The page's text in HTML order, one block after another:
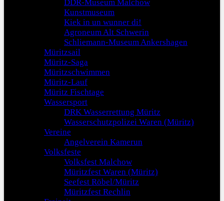
DDR-Museum Malchow
Kunstmuseum
Kiek in un wunner di!
Agroneum Alt Schwerin
Schliemann-Museum Ankershagen
Müritzsail
Müritz-Saga
Müritzschwimmen
Müritz-Lauf
Müritz Fischtage
Wassersport
DRK Wasserrettung Müritz
Wasserschutzpolizei Waren (Müritz)
Vereine
Angelverein Kamerun
Volksfeste
Volksfest Malchow
Müritzfest Waren (Müritz)
Seefest Röbel/Müritz
Müritzfest Rechlin